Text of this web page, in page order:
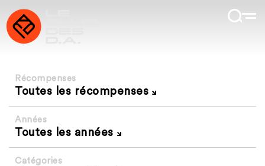
Récompenses
Toutes les récompenses
Années
Toutes les années
Catégories